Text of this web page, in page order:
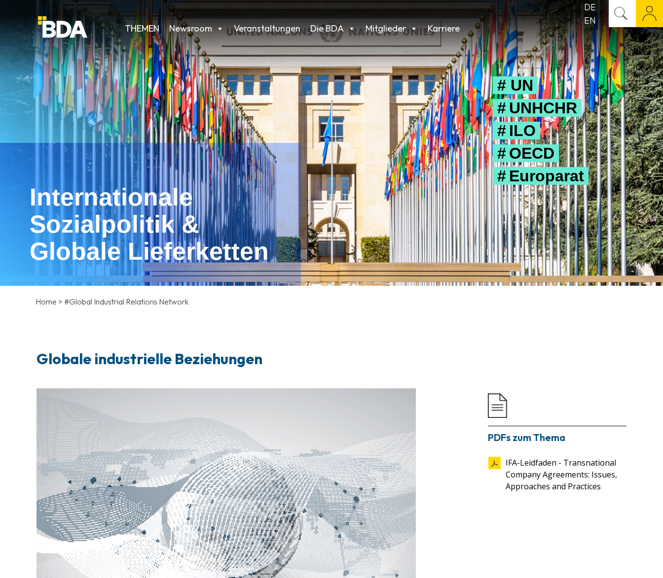
THEMEN Newsroom Veranstaltungen Die BDA Mitglieder Karriere
DE
EN
Internationale
Sozialpolitik &
Globale Lieferketten
# UN
# UNHCHR
# ILO
# OECD
# Europarat
Home > #Global Industrial Relations Network
Globale industrielle Beziehungen
PDFs zum Thema
IFA-Leidfaden - Transnational
Company Agreements: Issues,
Approaches and Practices